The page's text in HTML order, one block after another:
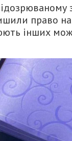
право на
інших